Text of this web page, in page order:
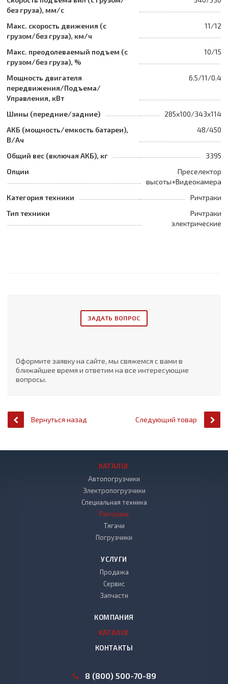
без груза), мм/с
Макс. скорость движения (с
грузом/без груза), км/ч
11/12
Макс. преодолеваемый подъем (с
грузом/без груза), %
10/15
Мощность двигателя
передвижения/Подъема/
Управления, кВт
6.5/11/0.4
Шины (передние/задние)
285x100/343x114
АКБ (мощность/емкость батареи),
В/Ач
48/450
Общий вес (включая АКБ), кг
3395
Опции
Преселектор
высоты+Видеокамера
Категория техники
Ричтраки
Тип техники
Ричтраки
электрические
ЗАДАТЬ ВОПРОС
Оформите заявку на сайте, мы свяжемся с вами в
ближайшее время и ответим на все интересующие
вопросы.
Вернуться назад Следующий товар
КАТАЛОГ
Автопогрузчики
Электропогрузчики
Специальная техника
Ричтраки
Тягачи
Погрузчики
УСЛУГИ
Продажа
Сервис
Запчасти
КОМПАНИЯ
КАТАЛОГ
КОНТАКТЫ
8 (800) 500-70-89